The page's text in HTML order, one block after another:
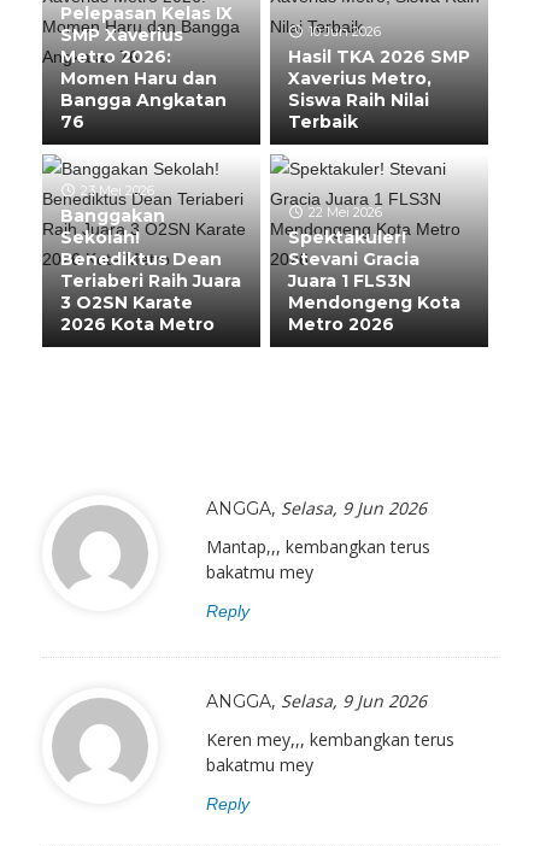
Pelepasan Kelas IX
SMP Xaverius
Metro 2026:
Momen Haru dan
Bangga Angkatan
76
10 Jun 2026
Hasil TKA 2026 SMP
Xaverius Metro,
Siswa Raih Nilai
Terbaik
23 Mei 2026
Banggakan
Sekolah!
Benediktus Dean
Teriaberi Raih Juara
3 O2SN Karate
2026 Kota Metro
22 Mei 2026
Spektakuler!
Stevani Gracia
Juara 1 FLS3N
Mendongeng Kota
Metro 2026
ANGGA, Selasa, 9 Jun 2026
Mantap,,, kembangkan terus
bakatmu mey
Reply
ANGGA, Selasa, 9 Jun 2026
Keren mey,,, kembangkan terus
bakatmu mey
Reply